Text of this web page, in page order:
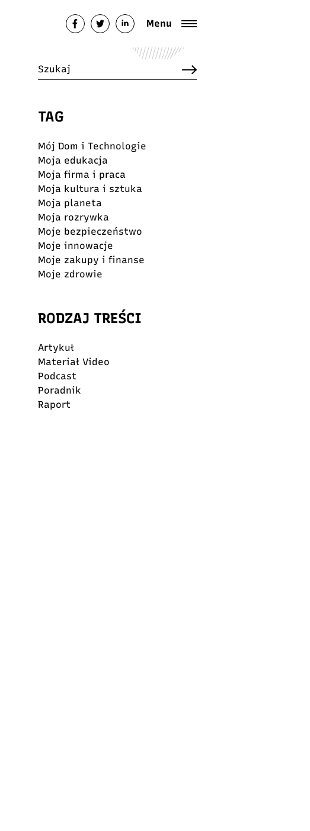
Menu
TAG
Mój Dom i Technologie
Moja edukacja
Moja firma i praca
Moja kultura i sztuka
Moja planeta
Moja rozrywka
Moje bezpieczeństwo
Moje innowacje
Moje zakupy i finanse
Moje zdrowie
RODZAJ TREŚCI
Artykuł
Materiał Video
Podcast
Poradnik
Raport